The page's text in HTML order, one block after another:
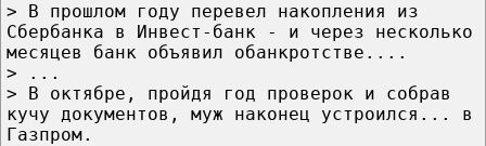
> В прошлом году перевел накопления из
Сбербанка в Инвест-банк - и через несколько
месяцев банк объявил обанкротстве....
> ...
> В октябре, пройдя год проверок и собрав
кучу документов, муж наконец устроился... в
Газпром.